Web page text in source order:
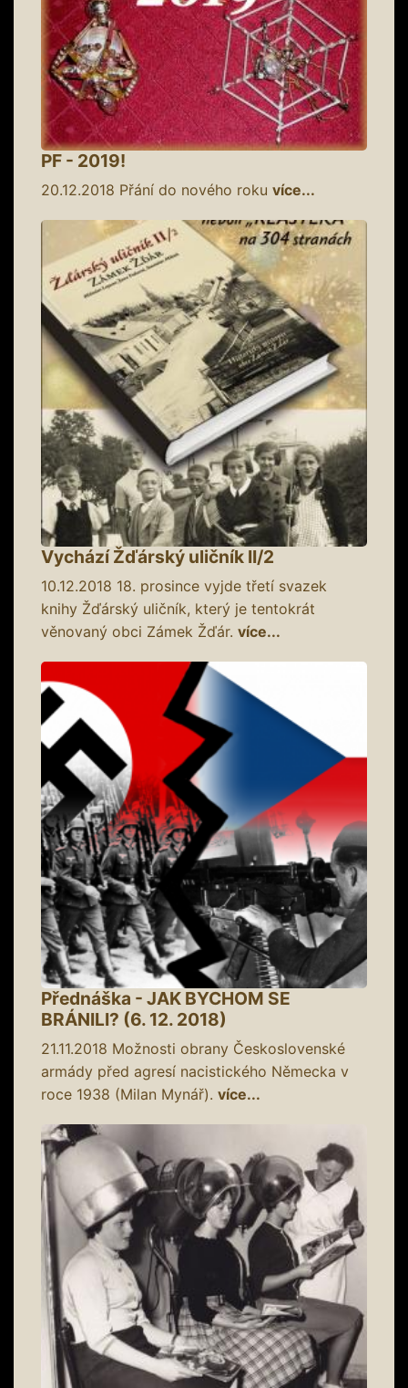
PF - 2019!
20.12.2018 Přání do nového roku více...
Vychází Žďárský uličník II/2
10.12.2018 18. prosince vyjde třetí svazek
knihy Žďárský uličník, který je tentokrát
věnovaný obci Zámek Žďár. více...
Přednáška - JAK BYCHOM SE
BRÁNILI? (6. 12. 2018)
21.11.2018 Možnosti obrany Československé
armády před agresí nacistického Německa v
roce 1938 (Milan Mynář). více...